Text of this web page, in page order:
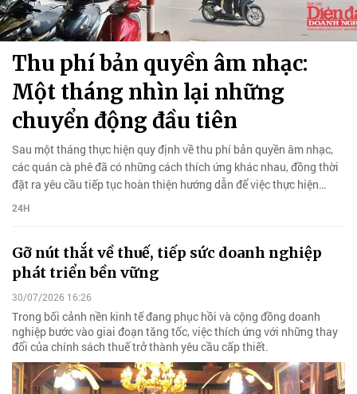
Thu phí bản quyền âm nhạc:
Một tháng nhìn lại những
chuyển động đầu tiên
Sau một tháng thực hiện quy định về thu phí bản quyền âm nhạc,
các quán cà phê đã có những cách thích ứng khác nhau, đồng thời
đặt ra yêu cầu tiếp tục hoàn thiện hướng dẫn để việc thực hiện
thống nhất và minh bạch hơn.
24H
Gỡ nút thắt về thuế, tiếp sức doanh nghiệp
phát triển bền vững
30/07/2026 16:26
Trong bối cảnh nền kinh tế đang phục hồi và cộng đồng doanh
nghiệp bước vào giai đoạn tăng tốc, việc thích ứng với những thay
đổi của chính sách thuế trở thành yêu cầu cấp thiết.